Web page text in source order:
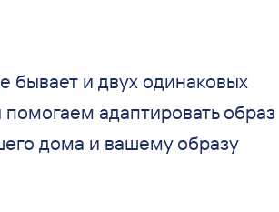
бывает и двух одинаковых
адаптировать образ
дома и вашему образу